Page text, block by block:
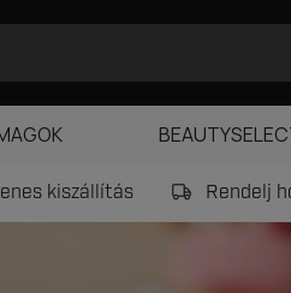
kiszállítás Rendelj